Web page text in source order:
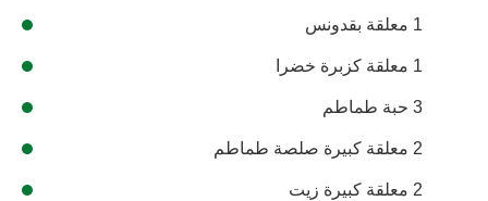
1 معلقة بقدونس
1 معلقة كزبرة خضرا
3 حبة طماطم
2 معلقة كبيرة صلصة طماطم
2 معلقة كبيرة زيت